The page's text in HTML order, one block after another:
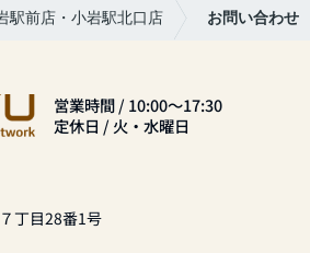
駅前店・小岩駅北口店 お問い合わせ
営業時間 / 10:00～17:30
定休日 / 火・水曜日
丁目28番1号